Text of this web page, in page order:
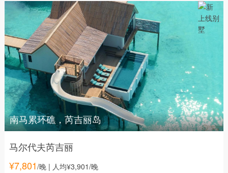
南马累环礁，芮吉丽岛
马尔代夫芮吉丽
¥7,801/晚| 人均¥3,901/晚